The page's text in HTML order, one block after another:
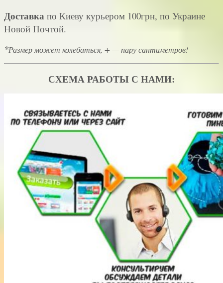
Доставка по Киеву курьером 100грн, по Украине
Новой Почтой.
*Размер может колебаться, + — пару сантиметров!
СХЕМА РАБОТЫ С НАМИ: